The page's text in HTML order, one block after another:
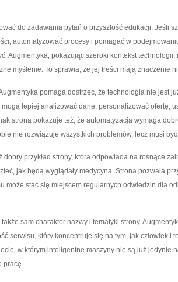
do zadawania pytań o przyszłość edukacji. Jeśli
automatyzować procesy i pomagać w
Augmentyka, pokazując szeroki kontekst
myślenie. To sprawia, że jej treści mają znaczenie
pomaga dostrzec, że technologia nie jest
mogą lepiej analizować dane, personalizować ofertę,
strona pokazuje też, że automatyzacja wymaga
nie rozwiązuje wszystkich problemów, lecz musi
dobry przykład strony, która odpowiada na rosnące
jak będą wyglądały medycyna. Strona pozwala
może stać się miejscem regularnych odwiedzin dla
sam charakter nazwy i tematyki strony.
serwisu, który koncentruje się na tym, jak człowiek i
w którym inteligentne maszyny nie są już jedynie
pracę.